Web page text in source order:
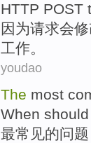
HTTP POST
因为请求会
工作。
youdao
The most
When should
最常见的问题